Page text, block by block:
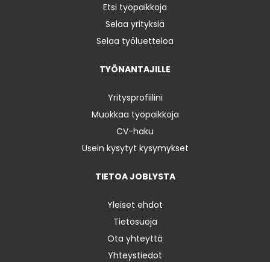
Etsi työpaikkoja
Selaa yrityksiä
Selaa työluetteloa
TYÖNANTAJILLE
Yritysprofiilini
Muokkaa työpaikkoja
CV-haku
Usein kysytyt kysymykset
TIETOA JOBLYSTA
Yleiset ehdot
Tietosuoja
Ota yhteyttä
Yhteystiedot